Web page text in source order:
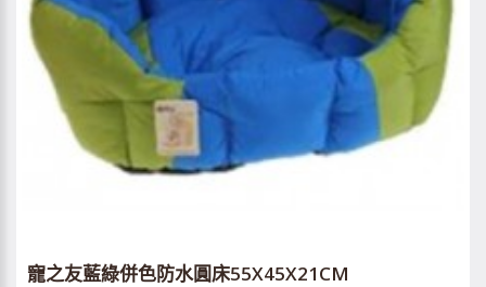
寵之友藍綠併色防水圓床55X45X21CM